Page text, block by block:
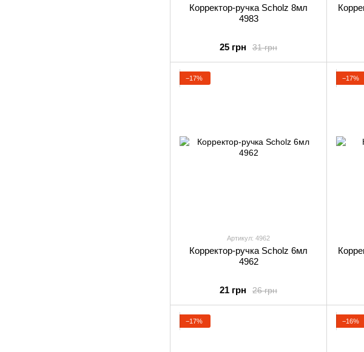
Корректор-ручка Scholz 8мл
4983
31 грн
25 грн
−17%
Артикул: 4962
Корректор-ручка Scholz 6мл
4962
26 грн
21 грн
−17%
−17% −16%